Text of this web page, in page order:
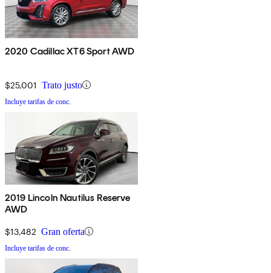
2020 Cadillac XT6 Sport AWD
$25,001 Trato justo
Incluye tarifas de conc.
2019 Lincoln Nautilus Reserve
AWD
$13,482 Gran oferta
Incluye tarifas de conc.